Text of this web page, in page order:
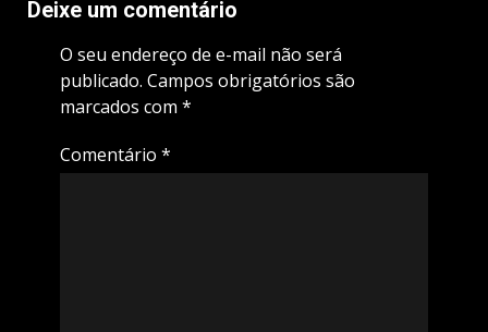
Deixe um comentário
O seu endereço de e-mail não será
publicado. Campos obrigatórios são
marcados com *
Comentário *